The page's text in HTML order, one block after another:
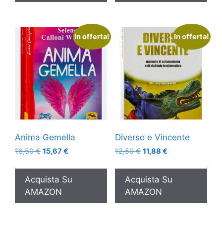
In offerta!
Anima Gemella
16,50€ Il
originale
era:
16,50 €.
15,67 €
attuale
è:
Acquista Su
AMAZON
In offerta!
Diverso e Vincente
12,50€ Il
originale
era:
12,50 €.
11,88 €Il
attuale
è:
Acquista Su
AMAZON